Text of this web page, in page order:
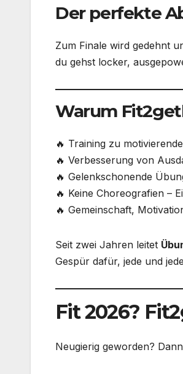
Der perfekte
Zum Finale wird gedehnt
du gehst locker,
Warum
🔥 Training zu
🔥 Verbesserung von
🔥 Gelenkschonende
🔥 Keine Choreografien –
🔥 Gemeinschaft,
Seit zwei Jahren leitet
Gespür dafür, jede und
Fit 2026?
Neugierig geworden?